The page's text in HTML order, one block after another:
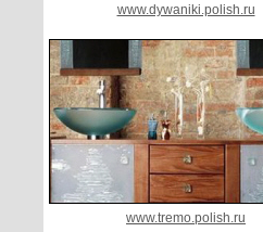
www.dywaniki.polish.ru
www.tremo.polish.ru